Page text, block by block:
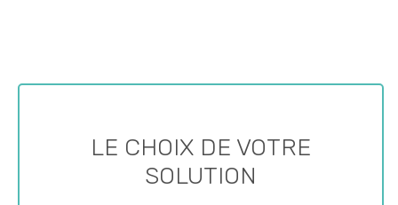
LE CHOIX DE VOTRE
SOLUTION